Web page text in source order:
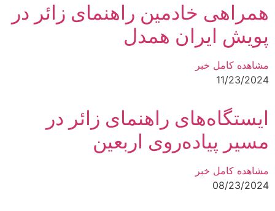
همراهی خادمین راهنمای زائر در
پویش ایران همدل
مشاهده کامل خبر
11/23/2024
ایستگاه‌های راهنمای زائر در
مسیر پیاده‌روی اربعین
مشاهده کامل خبر
08/23/2024